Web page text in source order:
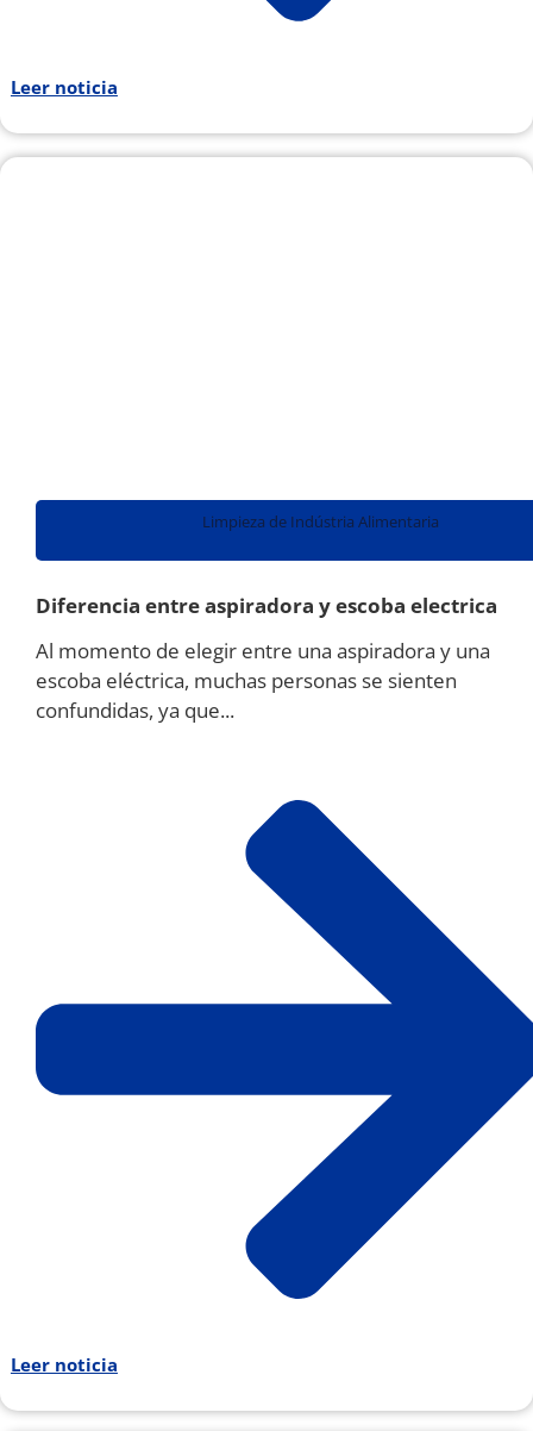
Leer noticia
Limpieza de Indústria Alimentaria
Diferencia entre aspiradora y escoba electrica
Al momento de elegir entre una aspiradora y una
escoba eléctrica, muchas personas se sienten
confundidas, ya que...
Leer noticia